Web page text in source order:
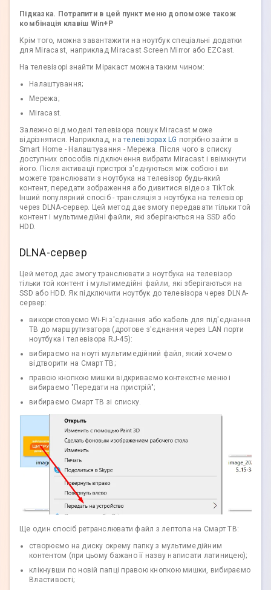
Підказка. Потрапити в цей пункт меню допоможе також
комбінація клавіш Win+P
Крім того, можна завантажити на ноутбук спеціальні додатки
для Miracast, наприклад Miracast Screen Mirror або EZCast.
На телевізорі знайти Міракаст можна таким чином:
Налаштування;
Мережа;
Miracast.
Залежно від моделі телевізора пошук Miracast може
відрізнятися. Наприклад, нателевізорах LG потрібно зайти в
Smart Home - Налаштування - Мережа. Після чого в списку
доступних способів підключення вибрати Miracast і ввімкнути
його. Після активації пристрої з'єднуються між собою і ви
можете транслювати з ноутбука на телевізор будь-який
контент, передати зображення або дивитися відео з TikTok.
Інший популярний спосіб - трансляція з ноутбука на телевізор
через DLNA-сервер. Цей метод дає змогу передавати тільки той
контент і мультимедійні файли, які зберігаються на SSD або
HDD.
DLNA-сервер
Цей метод дає змогу транслювати з ноутбука на телевізор
тільки той контент і мультимедійні файли, які зберігаються на
SSD або HDD. Як підключити ноутбук до телевізора через DLNA-
сервер:
використовуємо Wi-Fi з'єднання або кабель для під'єднання
ТВ до маршрутизатора (дротове з'єднання через LAN порти
ноутбука і телевізора RJ-45):
вибираємо на ноуті мультимедійний файл, який хочемо
відтворити на Смарт ТВ;
правою кнопкою мишки відкриваємо контекстне меню і
вибираємо "Передати на пристрій";
вибираємо Смарт ТВ зі списку.
Ще один спосіб ретранслювати файл з лептопа на Смарт ТВ:
створюємо на диску окрему папку з мультимедійним
контентом (при цьому бажано її назву написати латиницею);
клікнувши по новій папці правою кнопкою мишки, вибираємо
Властивості;